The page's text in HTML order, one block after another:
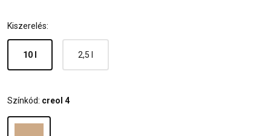
Kiszerelés:
10 l 2,5 l
Színkód: creol 4